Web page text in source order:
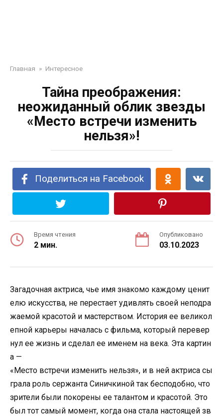
Главная » Интересное
Тайна преображения:
неожиданный облик звезды
«Место встречи изменить
нельзя»!
Поделиться на Facebook
Время чтения
2 мин.
Опубликовано
03.10.2023
Загадочная актриса, чье имя знакомо каждому ценит
елю искусства, не перестает удивлять своей неподра
жаемой красотой и мастерством. История ее великол
епной карьеры началась с фильма, который перевер
нул ее жизнь и сделал ее именем на века. Эта картин
а —
«Место встречи изменить нельзя», и в ней актриса сы
грала роль сержанта Синичкиной так бесподобно, что
зрители были покорены ее талантом и красотой. Это
был тот самый момент, когда она стала настоящей зв